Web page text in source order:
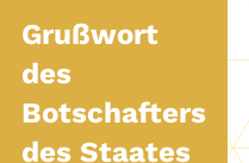
Grußwort
des
Botschafters
des Staates